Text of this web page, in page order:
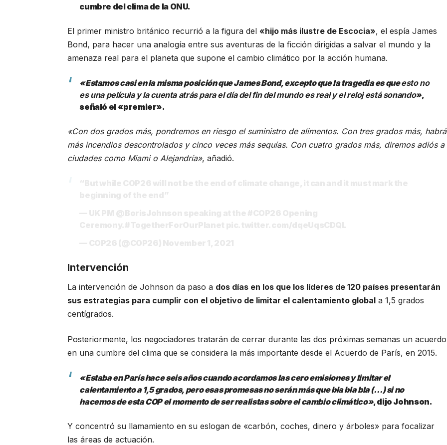
cumbre del clima de la ONU.
El primer ministro británico recurrió a la figura del «hijo más ilustre de Escocia», el espía James
Bond, para hacer una analogía entre sus aventuras de la ficción dirigidas a salvar el mundo y la
amenaza real para el planeta que supone el cambio climático por la acción humana.
«Estamos casi en la misma posición que James Bond, excepto que la tragedia es queesto no
es una película y la cuenta atrás para el día del fin del mundo es real y el reloj está sonando»,
señaló el «premier».
«Con dos grados más, pondremos en riesgo el suministro de alimentos. Con tres grados más, habrá
más incendios descontrolados y cinco veces más sequías. Con cuatro grados más, diremos adiós a
ciudades como Miami o Alejandría», añadió.
Intervención
La intervención de Johnson da paso a dos días en los que los líderes de 120 países presentarán
sus estrategias para cumplir con el objetivo de limitar el calentamiento global a 1,5 grados
centígrados.
Posteriormente, los negociadores tratarán de cerrar durante las dos próximas semanas un acuerdo
en una cumbre del clima que se considera la más importante desde el Acuerdo de París, en 2015.
«Estaba en París hace seis años cuando acordamos las cero emisiones y limitar el
calentamiento a 1,5 grados, pero esas promesas no serán más que bla bla bla (…) si no
hacemos de esta COP el momento de ser realistas sobre el cambio climático», dijo Johnson.
Y concentró su llamamiento en su eslogan de «carbón, coches, dinero y árboles» para focalizar
las áreas de actuación.